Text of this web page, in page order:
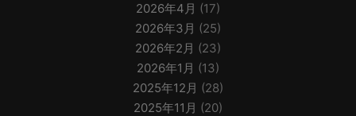
2026年4月 (17)
2026年3月 (25)
2026年2月 (23)
2026年1月 (13)
2025年12月 (28)
2025年11月 (20)